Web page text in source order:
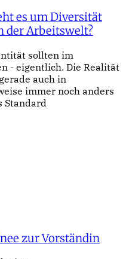
es um Diversität
der Arbeitswelt?
sollten im
- eigentlich. Die Realität
auch in
immer noch anders
Standard
zur Vorständin